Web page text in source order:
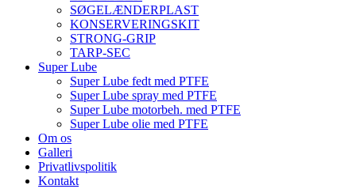
SØGELÆNDERPLAST
KONSERVERINGSKIT
STRONG-GRIP
TARP-SEC
Super Lube
Super Lube fedt med PTFE
Super Lube spray med PTFE
Super Lube motorbeh. med PTFE
Super Lube olie med PTFE
Om os
Galleri
Privatlivspolitik
Kontakt